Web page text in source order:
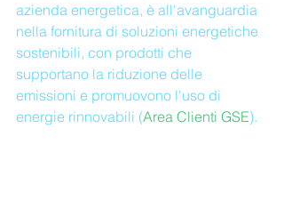
azienda energetica, è all'avanguardia
nella fornitura di soluzioni energetiche
sostenibili, con prodotti che
supportano la riduzione delle
emissioni e promuovono l'uso di
energie rinnovabili​ (Area Clienti GSE)​.